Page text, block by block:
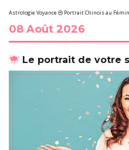
Astrologie Voyance Portrait Chinois au
08 Août 2026
Le portrait de votre